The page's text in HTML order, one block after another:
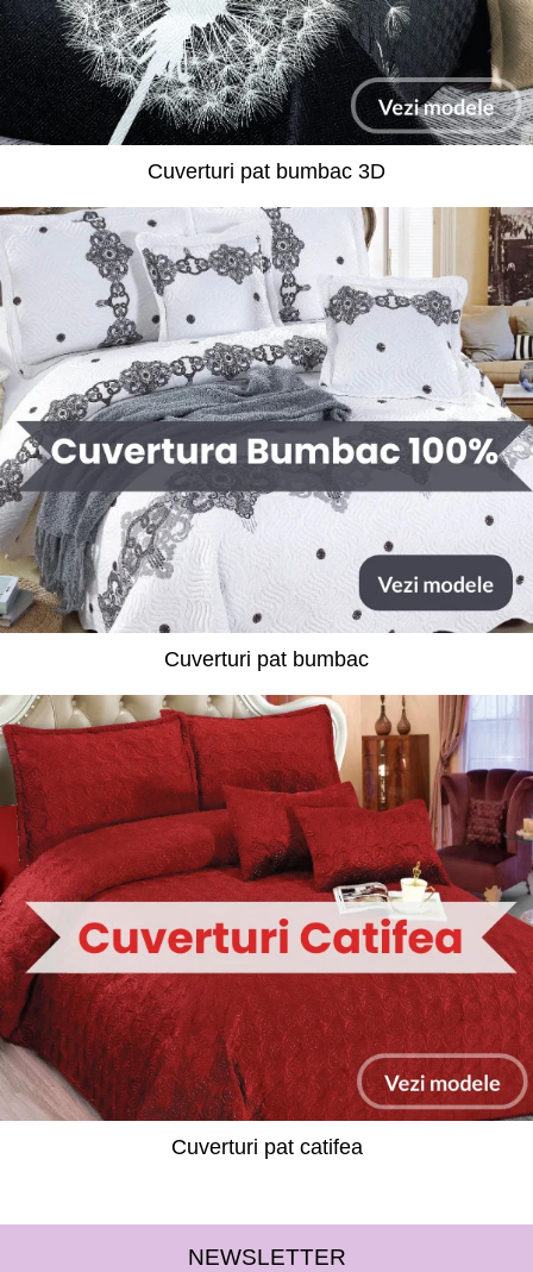
Cuverturi pat bumbac 3D
Cuverturi pat bumbac
Cuverturi pat catifea
NEWSLETTER